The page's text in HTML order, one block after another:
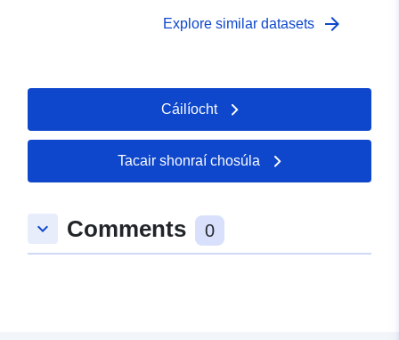
Explore similar datasets arrow_forward
Cáilíocht
Tacair shonraí chosúla
keyboard_arrow_down Comments 0